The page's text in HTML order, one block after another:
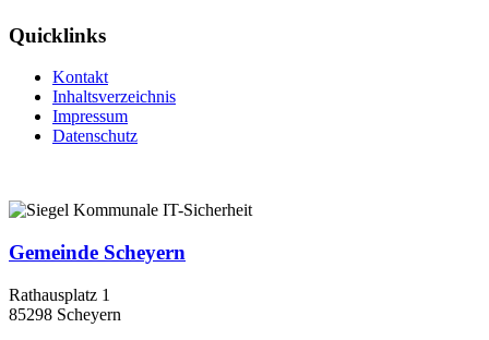
Quicklinks
Kontakt
Inhaltsverzeichnis
Impressum
Datenschutz
Gemeinde Scheyern
Rathausplatz 1
85298 Scheyern